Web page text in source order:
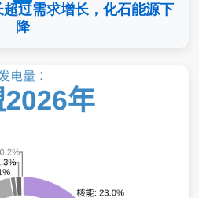
过需求增长，化石能源下
降